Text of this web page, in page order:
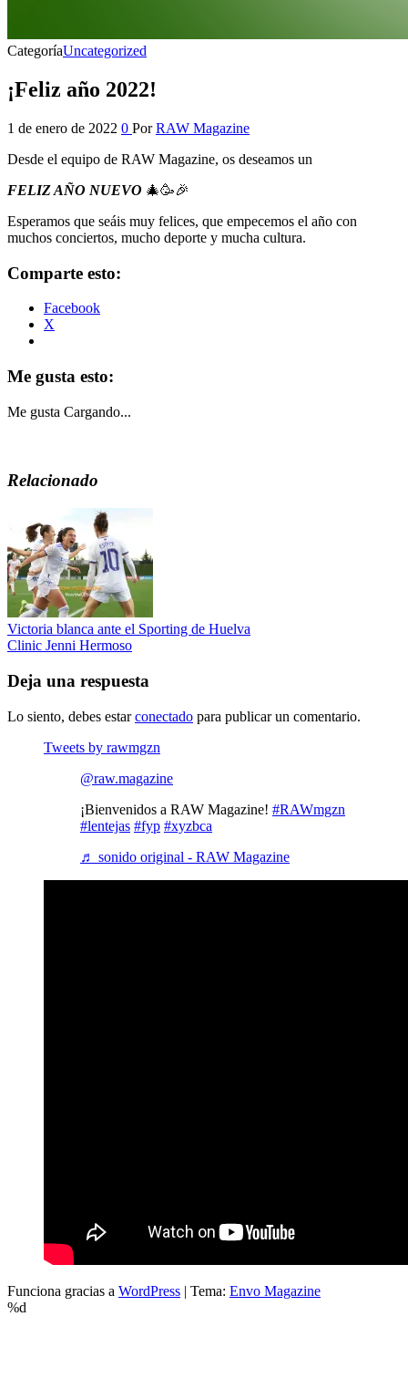
CategoríaUncategorized
¡Feliz año 2022!
1 de enero de 2022 0 Por RAW Magazine
Desde el equipo de RAW Magazine, os deseamos un
FELIZ AÑO NUEVO 🎄🥳🎉
Esperamos que seáis muy felices, que empecemos el año con
muchos conciertos, mucho deporte y mucha cultura.
Comparte esto:
Facebook
X
Me gusta esto:
Me gusta Cargando...
Relacionado
Victoria blanca ante el Sporting de Huelva
Clinic Jenni Hermoso
Deja una respuesta
Lo siento, debes estarconectado para publicar un comentario.
Tweets by rawmgzn
@raw.magazine
¡Bienvenidos a RAW Magazine! #RAWmgzn
#lentejas #fyp #xyzbca
♬ sonido original - RAW Magazine
Funciona gracias a WordPress | Tema: Envo Magazine
%d